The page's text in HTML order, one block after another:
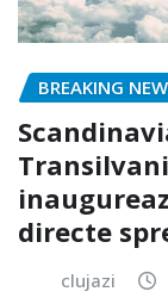
BREAKING
directe
clujazi